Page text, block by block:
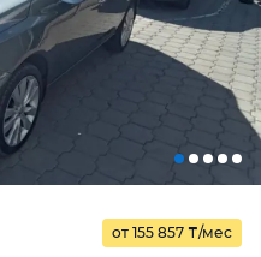
от 155 857 ₸/мес